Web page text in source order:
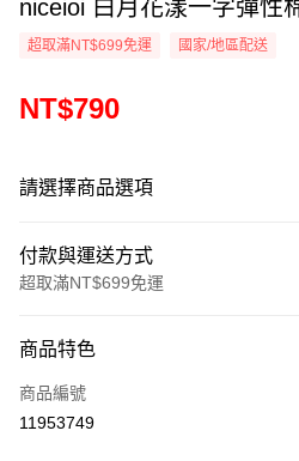
niceioi 白月花漾一字彈性
超取滿NT$699免運 國家/地區配送
NT$790
請選擇商品選項
付款與運送方式
超取滿NT$699免運
信用卡一次付款
超商取貨付款
商品特色
商品編號
11953749